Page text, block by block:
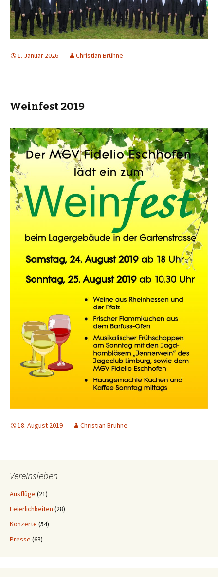
1. Januar 2026 Christian Brühne
Weinfest 2019
18. August 2019 Christian Brühne
Vereinsleben
Ausflüge (21)
Feierlichkeiten (28)
Konzerte (54)
Presse (63)